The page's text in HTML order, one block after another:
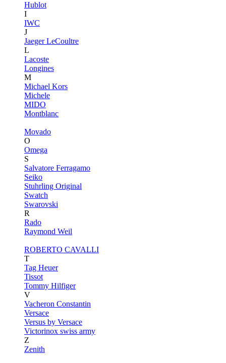
Hublot
I
IWC
J
Jaeger LeCoultre
L
Lacoste
Longines
M
Michael Kors
Michele
MIDO
Montblanc
Movado
O
Omega
S
Salvatore Ferragamo
Seiko
Stuhrling Original
Swatch
Swarovski
R
Rado
Raymond Weil
ROBERTO CAVALLI
T
Tag Heuer
Tissot
Tommy Hilfiger
V
Vacheron Constantin
Versace
Versus by Versace
Victorinox swiss army
Z
Zenith